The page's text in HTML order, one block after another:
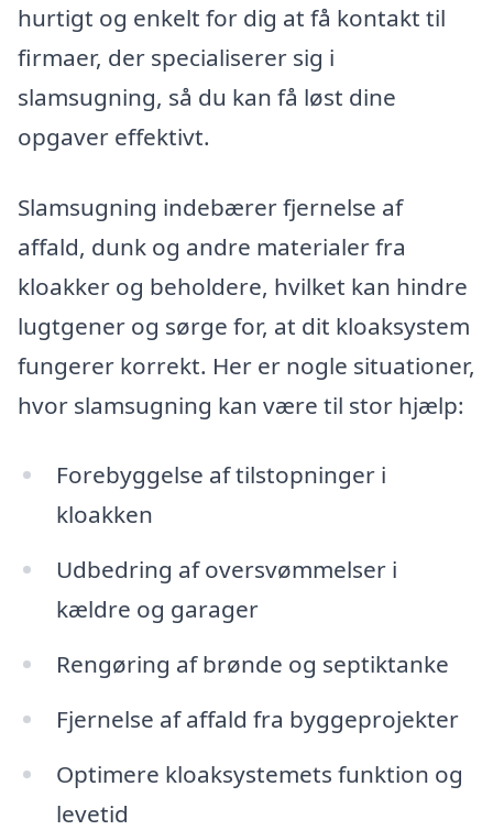
hurtigt og enkelt for dig at få kontakt til
firmaer, der specialiserer sig i
slamsugning, så du kan få løst dine
opgaver effektivt.
Slamsugning indebærer fjernelse af
affald, dunk og andre materialer fra
kloakker og beholdere, hvilket kan hindre
lugtgener og sørge for, at dit kloaksystem
fungerer korrekt. Her er nogle situationer,
hvor slamsugning kan være til stor hjælp:
Forebyggelse af tilstopninger i
kloakken
Udbedring af oversvømmelser i
kældre og garager
Rengøring af brønde og septiktanke
Fjernelse af affald fra byggeprojekter
Optimere kloaksystemets funktion og
levetid